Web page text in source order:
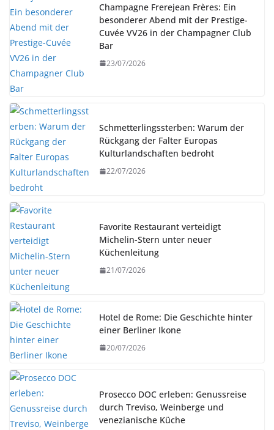
Champagne Frerejean Frères: Ein
besonderer Abend mit der Prestige-
Cuvée VV26 in der Champagner Club
Bar
23/07/2026
Schmetterlingssterben: Warum der
Rückgang der Falter Europas
Kulturlandschaften bedroht
22/07/2026
Favorite Restaurant verteidigt
Michelin-Stern unter neuer
Küchenleitung
21/07/2026
Hotel de Rome: Die Geschichte hinter
einer Berliner Ikone
20/07/2026
Prosecco DOC erleben: Genussreise
durch Treviso, Weinberge und
venezianische Küche